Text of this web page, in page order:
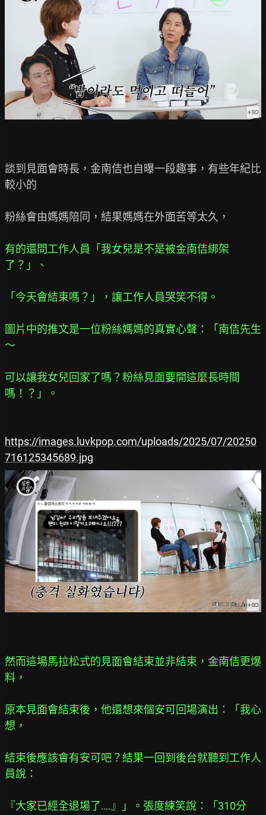
談到見面會時長，金南佶也自曝一段趣事，有些年紀比
較小的
粉絲會由媽媽陪同，結果媽媽在外面苦等太久，
有的還問工作人員「我女兒是不是被金南佶綁架
了？」、
「今天會結束嗎？」，讓工作人員哭笑不得。
圖片中的推文是一位粉絲媽媽的真實心聲：「南佶先生
～
可以讓我女兒回家了嗎？粉絲見面要開這麼長時間
嗎！？」。
https://images.luvkpop.com/uploads/2025/07/20250
716125345689.jpg
然而這場馬拉松式的見面會結束並非結束，金南佶更爆
料，
原本見面會結束後，他還想來個安可回場演出：「我心
想，
結束後應該會有安可吧？結果一回到後台就聽到工作人
員說：
『大家已經全退場了….』」。張度練笑說：「310分